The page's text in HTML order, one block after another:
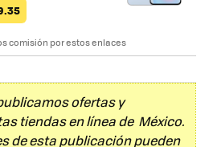
comisión por estos enlaces
ofertas y
tiendas en línea de México.
de esta publicación pueden